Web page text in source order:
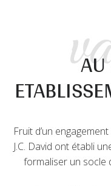
Fruit d’un
J.C. David ont établi
formaliser un socle